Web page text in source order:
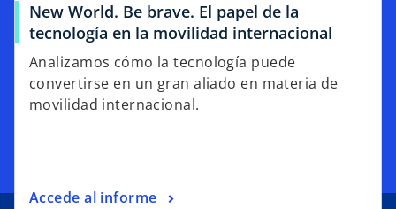
New World. Be brave. El papel de la
tecnología en la movilidad internacional
Analizamos cómo la tecnología puede
convertirse en un gran aliado en materia de
movilidad internacional.
Accede al informe